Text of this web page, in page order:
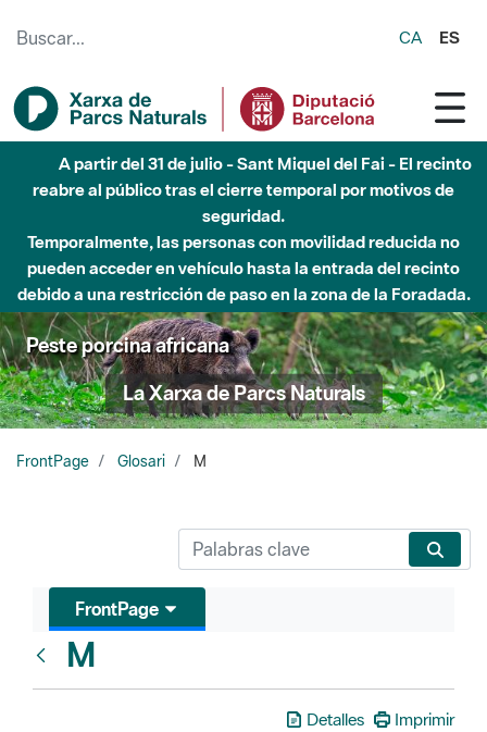
CA ES
A partir del 31 de julio - Sant Miquel del Fai - El recinto
reabre al público tras el cierre temporal por motivos de
seguridad.
Temporalmente, las personas con movilidad reducida no
pueden acceder en vehículo hasta la entrada del recinto
debido a una restricción de paso en la zona de la Foradada.
Peste porcina africana
La Xarxa de Parcs Naturals
FrontPage Glosari M
FrontPage
M
Detalles Imprimir